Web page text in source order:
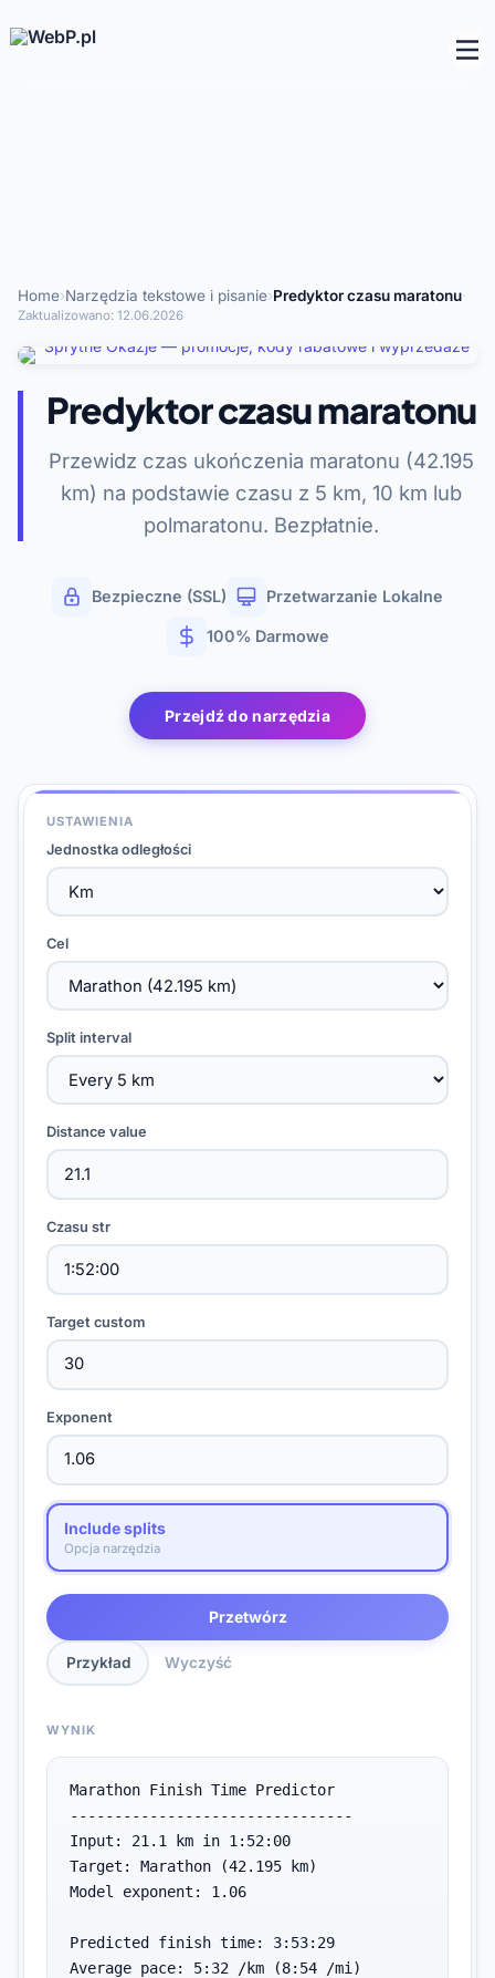
Home›Narzędzia tekstowe i pisanie›Predyktor czasu maratonu·
Zaktualizowano: 12.06.2026
Predyktor czasu maratonu
Przewidz czas ukończenia maratonu (42.195
km) na podstawie czasu z 5 km, 10 km lub
polmaratonu. Bezpłatnie.
Bezpieczne (SSL) Przetwarzanie Lokalne
100% Darmowe
Przejdź do narzędzia
USTAWIENIA
Jednostka odległości
Cel
Split interval
Distance value
Czasu str
Target custom
Exponent
Include splits
Opcja narzędzia
Przetwórz
Przykład Wyczyść
WYNIK
Marathon Finish Time Predictor
--------------------------------
Input: 21.1 km in 1:52:00
Target: Marathon (42.195 km)
Model exponent: 1.06
Predicted finish time: 3:53:29
Average pace: 5:32 /km (8:54 /mi)